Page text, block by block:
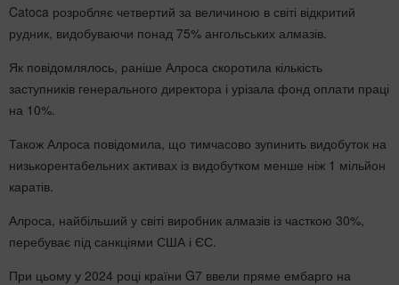
Catoca розробляє четвертий за величиною в світі відкритий
рудник, видобуваючи понад 75% ангольських алмазів.
Як повідомлялось, раніше Алроса скоротила кількість
заступників генерального директора і урізала фонд оплати праці
на 10%.
Також Алроса повідомила, що тимчасово зупинить видобуток на
низькорентабельних активах із видобутком менше ніж 1 мільйон
каратів.
Алроса, найбільший у світі виробник алмазів із часткою 30%,
перебуває під санкціями США і ЄС.
При цьому у 2024 році країни G7 ввели пряме ембарго на